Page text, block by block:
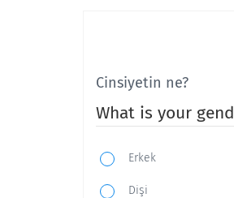
Cinsiyetin ne?
What is your
Erkek
Dişi